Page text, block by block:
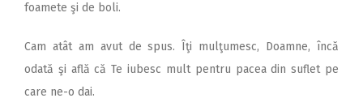
foamete şi de boli.
Cam atât am avut de spus. Îţi mulţumesc, Doamne, încă
odată şi află că Te iubesc mult pentru pacea din suflet pe
care ne-o dai.